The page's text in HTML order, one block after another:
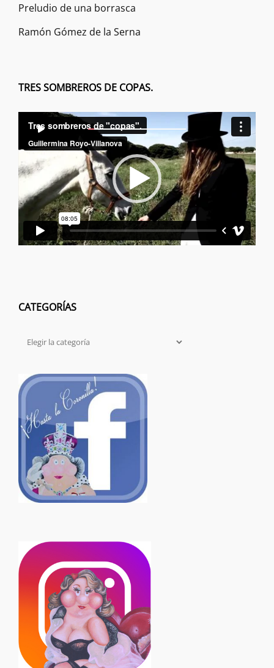
Preludio de una borrasca
Ramón Gómez de la Serna
TRES SOMBREROS DE COPAS.
Reproductor
vídeo
00:00
CATEGORÍAS
Categorías